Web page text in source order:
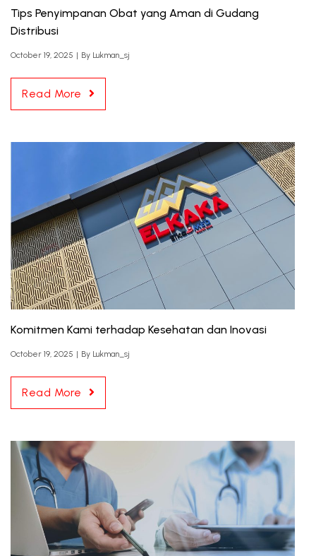
Tips Penyimpanan Obat yang Aman di Gudang
Distribusi
October 19, 2025 | By Lukman_sj
Read More
Komitmen Kami terhadap Kesehatan dan Inovasi
October 19, 2025 | By Lukman_sj
Read More